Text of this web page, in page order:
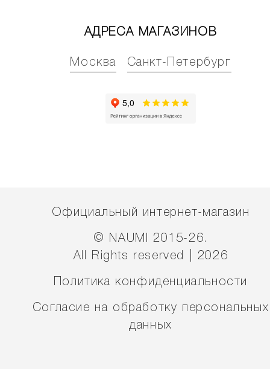
АДРЕСА МАГАЗИНОВ
Москва Санкт-Петербург
Официальный интернет-магазин
© NAUMI 2015-26.
All Rights reserved | 2026
Политика конфиденциальности
Согласие на обработку персональных
данных